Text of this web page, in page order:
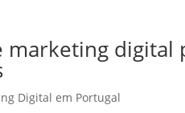
marketing digital
Digital em Portugal